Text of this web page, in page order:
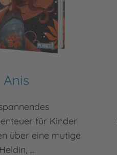
Anis
für Kinder
über eine mutige
Heldin, ...